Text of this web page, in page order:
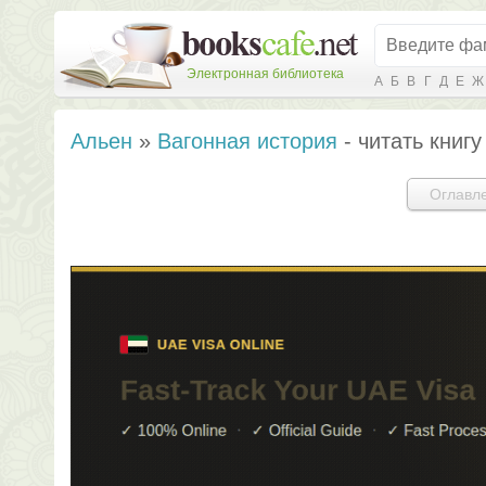
Электронная библиотека А Б В Г Д Е Ж
Альен » Вагонная история - читать